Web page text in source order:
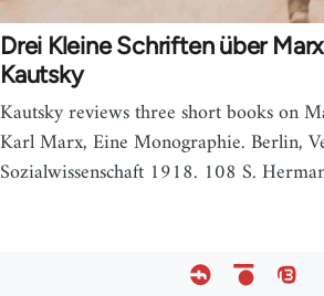
Drei Kleine Schriften über
Kautsky
Kautsky reviews three short books on
Karl Marx, Eine Monographie. Berlin,
Sozialwissenschaft 1918. 108 S.